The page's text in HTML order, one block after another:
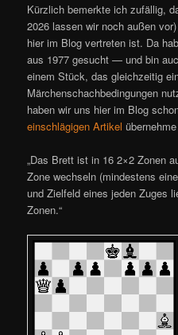
Kürzlich bemerkte ich zufällig,
2026 lassen wir noch außen
hier im Blog vertreten ist. Da
aus 1977 gesucht — und bin
einem Stück, das gleichzeitig
Märchenschachbedingungen
haben wir uns hier im Blog
einschlägigen Artikel
„Das Brett ist in 16 2×2 Zonen
Zone wechseln (mindestens
und Zielfeld eines jeden Zuges
Zonen.“